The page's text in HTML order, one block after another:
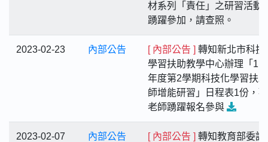
材系列「責任」之研習活動
踴躍參加，請查照。
2023-02-23 內部公告 [ 內部公告 ] 轉知新北市科技
學習扶助教學中心辦理「
年度第2學期科技化學習扶
師增能研習」日程表1份，
老師踴躍報名參與
2023-02-07 內部公告 [ 內部公告 ] 轉知教育部委託